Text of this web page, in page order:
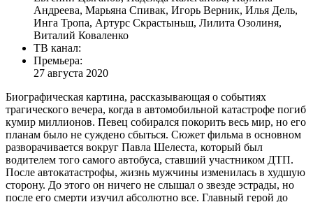
Андреева, Марьяна Спивак, Игорь Верник, Илья Дель,
Инга Тропа, Артурс Скрастыньш, Лилита Озолиня,
Виталий Коваленко
ТВ канал:
Премьера:
27 августа 2020
Биографическая картина, рассказывающая о событиях
трагического вечера, когда в автомобильной катастрофе погиб
кумир миллионов. Певец собирался покорить весь мир, но его
планам было не суждено сбыться. Сюжет фильма в основном
разворачивается вокруг Павла Шелеста, который был
водителем того самого автобуса, ставший участником ДТП.
После автокатастрофы, жизнь мужчины изменилась в худшую
сторону. До этого он ничего не слышал о звезде эстрады, но
после его смерти изучил абсолютно все. Главный герой до